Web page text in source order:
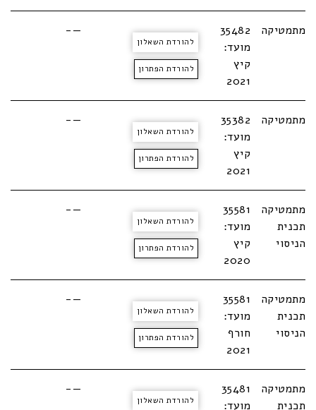
מתמטיקה
35482
מועד:
קיץ
2021
להורדת השאלון
להורדת הפתרון
—-
מתמטיקה
35382
מועד:
קיץ
2021
להורדת השאלון
להורדת הפתרון
—-
מתמטיקה
תכנית
הניסוי
35581
מועד:
קיץ
2020
להורדת השאלון
להורדת הפתרון
—-
מתמטיקה
תכנית
הניסוי
35581
מועד:
חורף
2021
להורדת השאלון
להורדת הפתרון
—-
מתמטיקה
תכנית
35481
מועד:
להורדת השאלון
—-